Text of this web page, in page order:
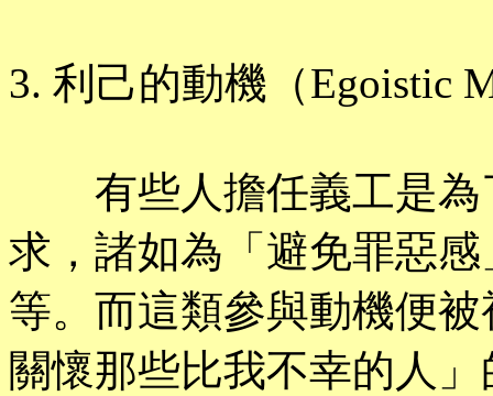
3. 利己的動機（Egoistic
有些人擔任義工是為
求，諸如為「避免罪惡
等。而這類參與動機便
關懷那些比我不幸的人